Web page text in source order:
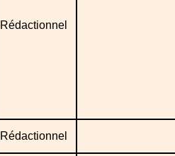
Rédactionnel
Rédactionnel